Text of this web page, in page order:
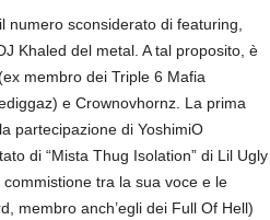
sconsiderato di featuring,
Khaled del metal. A tal proposito, è
membro dei Triple 6 Mafia
e Crownovhornz. La prima
partecipazione di YoshimiO
di “Mista Thug Isolation” di Lil Ugly
commistione tra la sua voce e le
membro anch’egli dei Full Of Hell)